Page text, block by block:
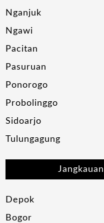
Nganjuk
Ngawi
Pacitan
Pasuruan
Ponorogo
Probolinggo
Sidoarjo
Tulungagung
Depok
Bogor